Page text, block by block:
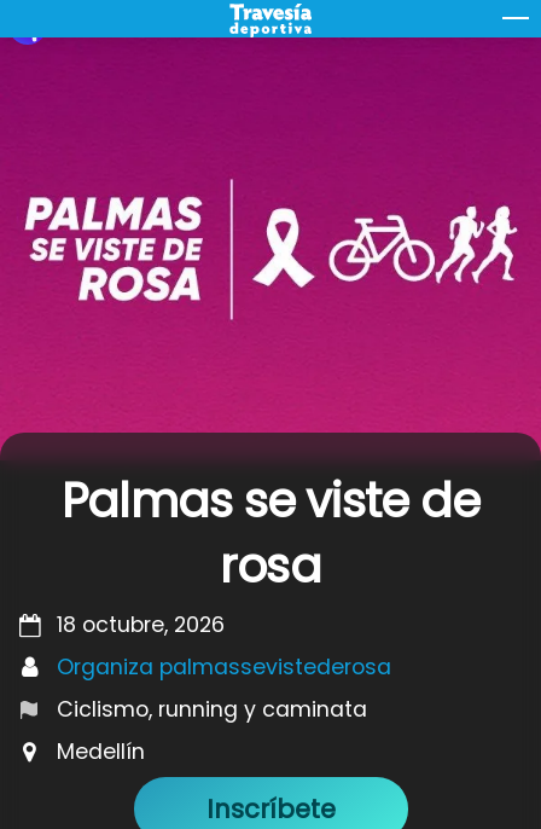
to
Palmas se viste de
rosa
18 octubre, 2026
Organiza palmassevistederosa
Ciclismo, running y caminata
Medellín
Inscríbete